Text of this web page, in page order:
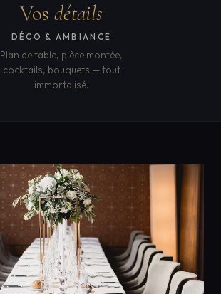
Vosdétails
DÉCO & AMBIANCE
Plan de table, pièce montée,
cocktails, bouquets — tout
immortalisé.